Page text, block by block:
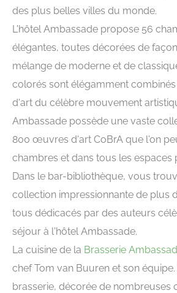
des plus belles villes du monde.
L'hôtel Ambassade propose 56
élégantes, toutes décorées de
mélange de moderne et de
colorés sont élégamment
d'art du célèbre mouvement
Ambassade possède une vaste
800 œuvres d'art CoBrA que l'on
chambres et dans tous les espaces
Dans le bar-bibliothèque, vous
collection impressionnante de plus
tous dédicacés par des auteurs
séjour à l'hôtel Ambassade.
La cuisine de la Brasserie
chef Tom van Buuren et son
brasserie, décorée de